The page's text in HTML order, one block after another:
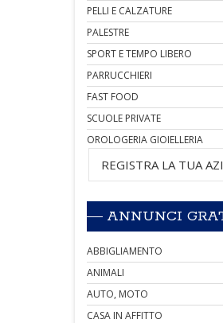
PELLI E CALZATURE
PALESTRE
SPORT E TEMPO LIBERO
PARRUCCHIERI
FAST FOOD
SCUOLE PRIVATE
OROLOGERIA GIOIELLERIA
REGISTRA LA TUA
ANNUNCI
ABBIGLIAMENTO
ANIMALI
AUTO, MOTO
CASA IN AFFITTO